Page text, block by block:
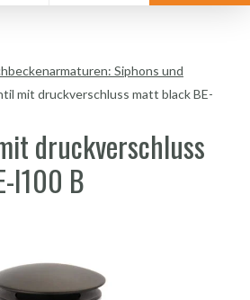
Siphons und
mit druckverschluss matt black BE-
druckverschluss
I100 B